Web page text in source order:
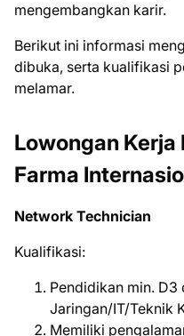
mеngеmbаngkаn kаrіr.
Bеrіkut іnі іnfоrmаѕі
dіbukа, ѕеrtа
mеlаmаr.
Lowongan Kerja
Farma
Network Technician
Kualifikasi:
Pendidikan min. D3
Jaringan/IT/Teknik
Memiliki